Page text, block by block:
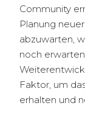
Community
Planung
abzuwarten,
noch
Faktor, um
erhalten und